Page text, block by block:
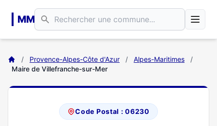
MM
/ Provence-Alpes-Côte d'Azur / Alpes-Maritimes
/
Maire de Villefranche-sur-Mer
Code Postal : 06230